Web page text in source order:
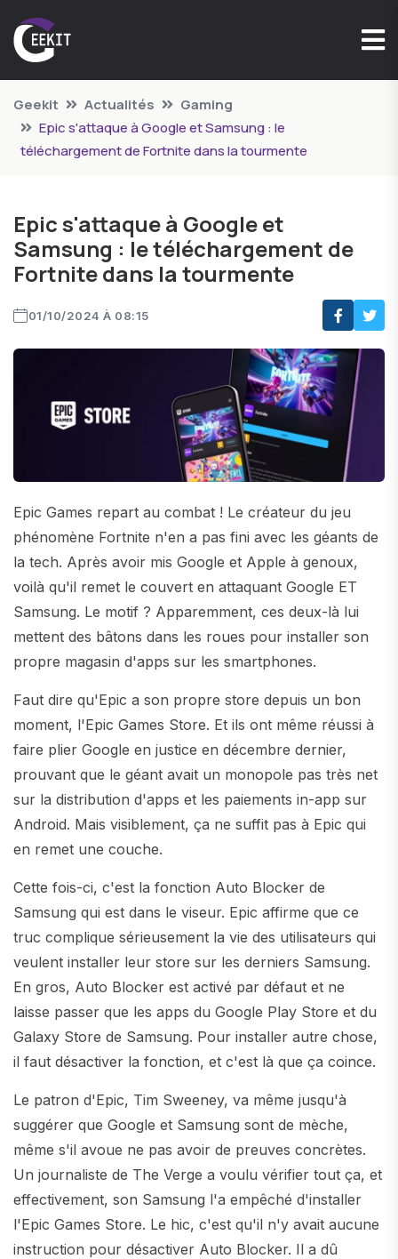
Geekit Actualités
Gaming
Epic s'attaque à Google et Samsung : le
téléchargement de Fortnite dans la tourmente
Epic s'attaque à Google et
Samsung : le téléchargement de
Fortnite dans la tourmente
01/10/2024 À 08:15
Epic Games repart au combat ! Le créateur du jeu
phénomène Fortnite n'en a pas fini avec les géants de
la tech. Après avoir mis Google et Apple à genoux,
voilà qu'il remet le couvert en attaquant Google ET
Samsung. Le motif ? Apparemment, ces deux-là lui
mettent des bâtons dans les roues pour installer son
propre magasin d'apps sur les smartphones.
Faut dire qu'Epic a son propre store depuis un bon
moment, l'Epic Games Store. Et ils ont même réussi à
faire plier Google en justice en décembre dernier,
prouvant que le géant avait un monopole pas très net
sur la distribution d'apps et les paiements in-app sur
Android. Mais visiblement, ça ne suffit pas à Epic qui
en remet une couche.
Cette fois-ci, c'est la fonction Auto Blocker de
Samsung qui est dans le viseur. Epic affirme que ce
truc complique sérieusement la vie des utilisateurs qui
veulent installer leur store sur les derniers Samsung.
En gros, Auto Blocker est activé par défaut et ne
laisse passer que les apps du Google Play Store et du
Galaxy Store de Samsung. Pour installer autre chose,
il faut désactiver la fonction, et c'est là que ça coince.
Le patron d'Epic, Tim Sweeney, va même jusqu'à
suggérer que Google et Samsung sont de mèche,
même s'il avoue ne pas avoir de preuves concrètes.
Un journaliste de The Verge a voulu vérifier tout ça, et
effectivement, son Samsung l'a empêché d'installer
l'Epic Games Store. Le hic, c'est qu'il n'y avait aucune
instruction pour désactiver Auto Blocker. Il a dû